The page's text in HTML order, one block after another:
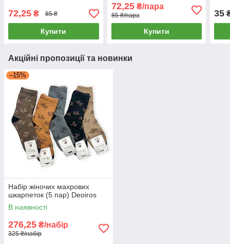
72,25 ₴ 85 ₴
Купити
72,25₴/пара
85 ₴/пара
Купити
35
Акційні пропозиції та новинки
–15%
Набір жіночих махрових
шкарпеток (5 пар) Deoiros
В наявності
276,25 ₴/набір
325 ₴/набір